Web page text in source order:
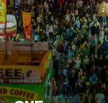
CNE